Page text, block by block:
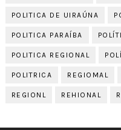
POLITICA DE UIRAÚNA
POLITICA PARAÍBA
POLITICA REGIONAL
POLITRICA REGIOMAL
REGIONL REHIONAL